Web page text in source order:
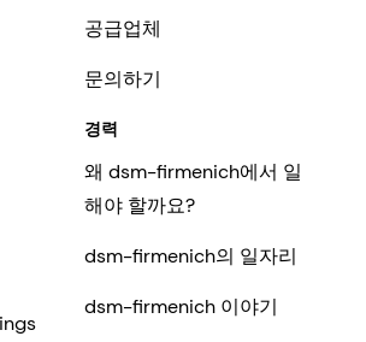
공급업체
문의하기
경력
왜 dsm-firmenich에서 일
해야 할까요?
dsm-firmenich의 일자리
dsm-firmenich 이야기